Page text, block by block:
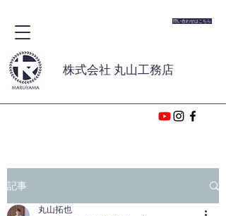
問い合わせはこちら
株式会社 丸山工務店
記事
丸山拓也